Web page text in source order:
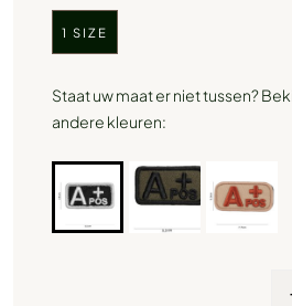
1 SIZE
Staat uw maat er niet tussen?
andere kleuren: